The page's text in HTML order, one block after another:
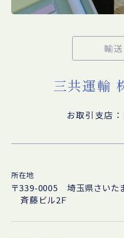
輸送
三共運輸
お取引支店
所在地
〒339-0005 埼玉県さいた
斉藤ビル2Ｆ